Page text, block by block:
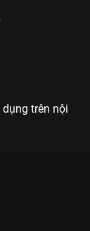
trên nội